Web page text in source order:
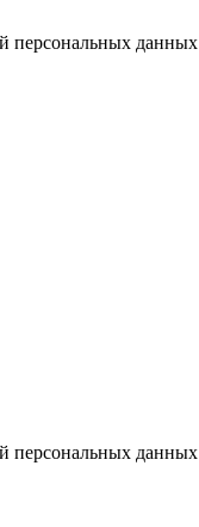
персональных данных
персональных данных